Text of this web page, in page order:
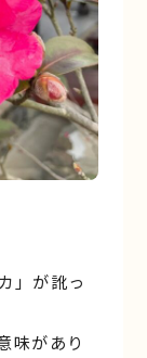
」が訛っ
味があり